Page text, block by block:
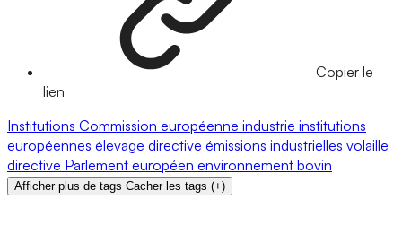
Copier le
lien
Institutions Commission européenne industrie institutions
européennes élevage directive émissions industrielles volaille
directive Parlement européen environnement bovin
Afficher plus de tags Cacher les tags (+)